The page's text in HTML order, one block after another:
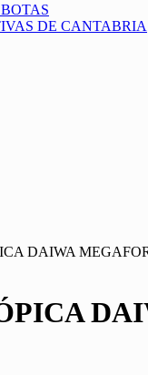
DE CANTABRIA
DAIWA